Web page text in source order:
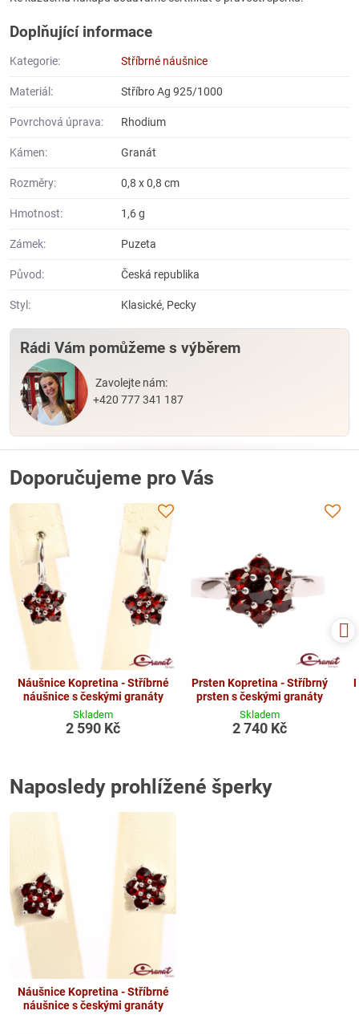
Doplňující informace
Kategorie: Stříbrné náušnice
Materiál: Stříbro Ag 925/1000
Povrchová úprava: Rhodium
Kámen: Granát
Rozměry: 0,8 x 0,8 cm
Hmotnost: 1,6 g
Zámek: Puzeta
Původ: Česká republika
Styl: Klasické, Pecky
Rádi Vám pomůžeme s výběrem
Zavolejte nám:
+420 777 341 187
Doporučujeme pro Vás
Náušnice Kopretina - Stříbrné
náušnice s českými granáty
Skladem
2 590 Kč
Prsten Kopretina - Stříbrný
prsten s českými granáty
Skladem
2 740 Kč
Naposledy prohlížené šperky
Náušnice Kopretina - Stříbrné
náušnice s českými granáty